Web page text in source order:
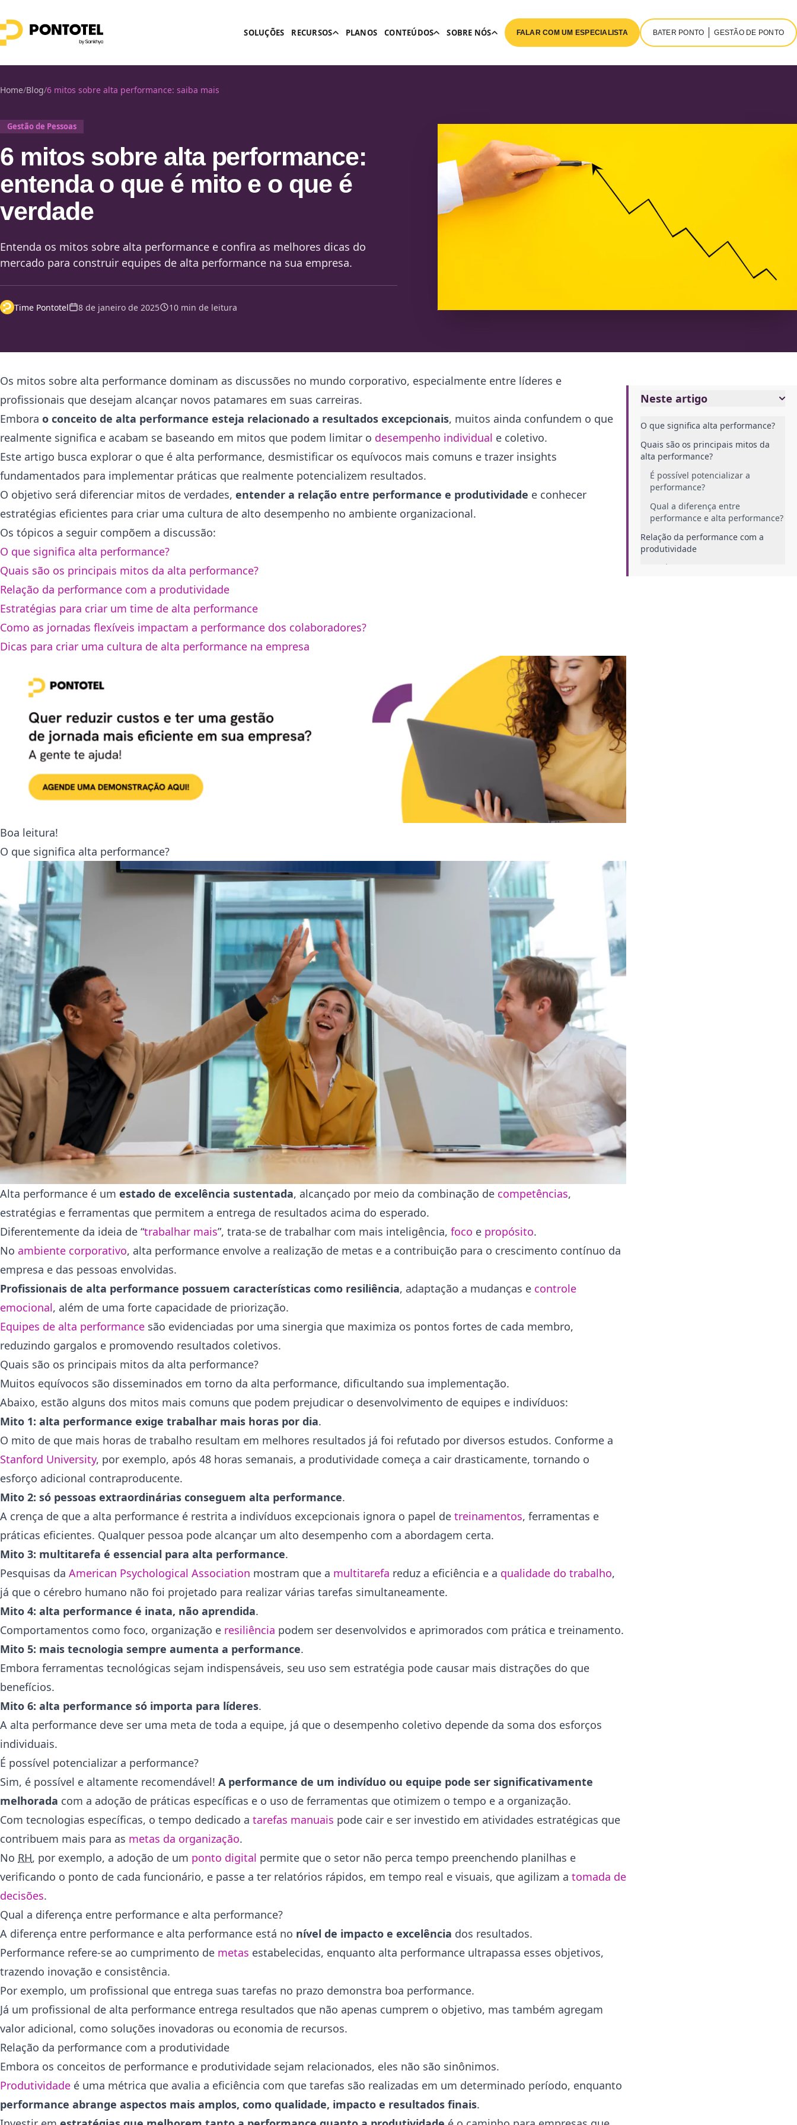
SOLUÇÕES RECURSOS PLANOS CONTEÚDOS SOBRE NÓS FALAR COM UM ESPECIALISTA BATER PONTO GESTÃO DE PONTO
Home/Blog/6 mitos sobre alta performance: saiba mais
Gestão de Pessoas
6 mitos sobre alta performance:
entenda o que é mito e o que é
verdade
Entenda os mitos sobre alta performance e confira as melhores dicas do
mercado para construir equipes de alta performance na sua empresa.
Time Pontotel 8 de janeiro de 2025 10 min de leitura
Neste artigo
O que significa alta performance?
Quais são os principais mitos da
alta performance?
É possível potencializar a
performance?
Qual a diferença entre
performance e alta performance?
Relação da performance com a
produtividade
Estratégias para criar um time de
Os mitos sobre alta performance dominam as discussões no mundo corporativo, especialmente entre líderes e
profissionais que desejam alcançar novos patamares em suas carreiras.
Embora o conceito de alta performance esteja relacionado a resultados excepcionais, muitos ainda confundem o que
realmente significa e acabam se baseando em mitos que podem limitar o desempenho individual e coletivo.
Este artigo busca explorar o que é alta performance, desmistificar os equívocos mais comuns e trazer insights
fundamentados para implementar práticas que realmente potencializem resultados.
O objetivo será diferenciar mitos de verdades, entender a relação entre performance e produtividade e conhecer
estratégias eficientes para criar uma cultura de alto desempenho no ambiente organizacional.
Os tópicos a seguir compõem a discussão:
O que significa alta performance?
Quais são os principais mitos da alta performance?
Relação da performance com a produtividade
Estratégias para criar um time de alta performance
Como as jornadas flexíveis impactam a performance dos colaboradores?
Dicas para criar uma cultura de alta performance na empresa
Boa leitura!
O que significa alta performance?
Alta performance é um estado de excelência sustentada, alcançado por meio da combinação de competências,
estratégias e ferramentas que permitem a entrega de resultados acima do esperado.
Diferentemente da ideia de “trabalhar mais”, trata-se de trabalhar com mais inteligência, foco e propósito.
No ambiente corporativo, alta performance envolve a realização de metas e a contribuição para o crescimento contínuo da
empresa e das pessoas envolvidas.
Profissionais de alta performance possuem características como resiliência, adaptação a mudanças e controle
emocional, além de uma forte capacidade de priorização.
Equipes de alta performance são evidenciadas por uma sinergia que maximiza os pontos fortes de cada membro,
reduzindo gargalos e promovendo resultados coletivos.
Quais são os principais mitos da alta performance?
Muitos equívocos são disseminados em torno da alta performance, dificultando sua implementação.
Abaixo, estão alguns dos mitos mais comuns que podem prejudicar o desenvolvimento de equipes e indivíduos:
Mito 1: alta performance exige trabalhar mais horas por dia.
O mito de que mais horas de trabalho resultam em melhores resultados já foi refutado por diversos estudos. Conforme a
Stanford University, por exemplo, após 48 horas semanais, a produtividade começa a cair drasticamente, tornando o
esforço adicional contraproducente.
Mito 2: só pessoas extraordinárias conseguem alta performance.
A crença de que a alta performance é restrita a indivíduos excepcionais ignora o papel de treinamentos, ferramentas e
práticas eficientes. Qualquer pessoa pode alcançar um alto desempenho com a abordagem certa.
Mito 3: multitarefa é essencial para alta performance.
Pesquisas da American Psychological Association mostram que a multitarefa reduz a eficiência e a qualidade do trabalho,
já que o cérebro humano não foi projetado para realizar várias tarefas simultaneamente.
Mito 4: alta performance é inata, não aprendida.
Comportamentos como foco, organização e resiliência podem ser desenvolvidos e aprimorados com prática e treinamento.
Mito 5: mais tecnologia sempre aumenta a performance.
Embora ferramentas tecnológicas sejam indispensáveis, seu uso sem estratégia pode causar mais distrações do que
benefícios.
Mito 6: alta performance só importa para líderes.
A alta performance deve ser uma meta de toda a equipe, já que o desempenho coletivo depende da soma dos esforços
individuais.
É possível potencializar a performance?
Sim, é possível e altamente recomendável! A performance de um indivíduo ou equipe pode ser significativamente
melhorada com a adoção de práticas específicas e o uso de ferramentas que otimizem o tempo e a organização.
Com tecnologias específicas, o tempo dedicado a tarefas manuais pode cair e ser investido em atividades estratégicas que
contribuem mais para as metas da organização.
No RH, por exemplo, a adoção de um ponto digital permite que o setor não perca tempo preenchendo planilhas e
verificando o ponto de cada funcionário, e passe a ter relatórios rápidos, em tempo real e visuais, que agilizam a tomada de
decisões.
Qual a diferença entre performance e alta performance?
A diferença entre performance e alta performance está no nível de impacto e excelência dos resultados.
Performance refere-se ao cumprimento de metas estabelecidas, enquanto alta performance ultrapassa esses objetivos,
trazendo inovação e consistência.
Por exemplo, um profissional que entrega suas tarefas no prazo demonstra boa performance.
Já um profissional de alta performance entrega resultados que não apenas cumprem o objetivo, mas também agregam
valor adicional, como soluções inovadoras ou economia de recursos.
Relação da performance com a produtividade
Embora os conceitos de performance e produtividade sejam relacionados, eles não são sinônimos.
Produtividade é uma métrica que avalia a eficiência com que tarefas são realizadas em um determinado período, enquanto
performance abrange aspectos mais amplos, como qualidade, impacto e resultados finais.